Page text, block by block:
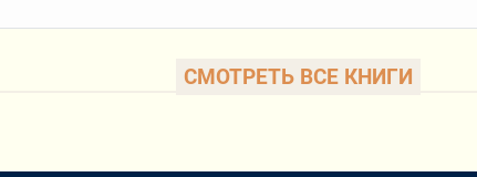
СМОТРЕТЬ ВСЕ КНИГИ